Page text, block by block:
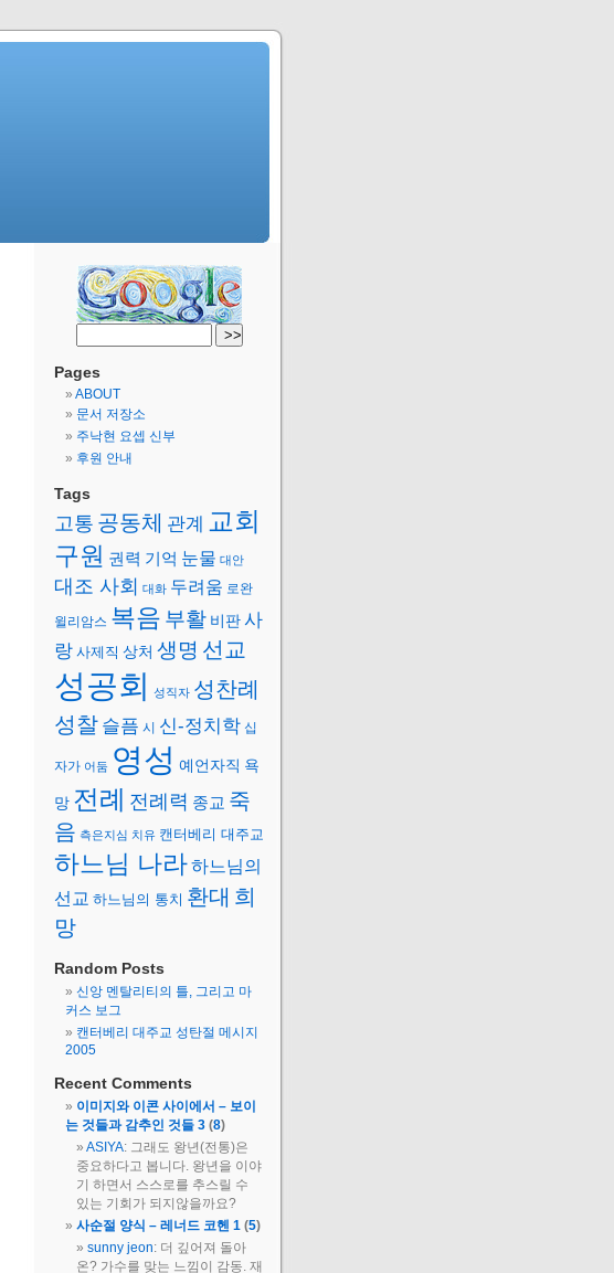
Pages
ABOUT
문서 저장소
주낙현 요셉 신부
후원 안내
Tags
고통 공동체 관계 교회
구원 권력 기억 눈물 대안
대조 사회 대화 두려움 로완
윌리암스 복음 부활 비판 사
랑 사제직 상처 생명 선교
성공회 성직자 성찬례
성찰 슬픔 시 신-정치학 십
자가 어둠 영성 예언자직 욕
망 전례 전례력 종교 죽
음 측은지심 치유 캔터베리 대주교
하느님 나라하느님의
선교 하느님의 통치 환대 희
망
Random Posts
신앙 멘탈리티의 틀, 그리고 마
커스 보그
캔터베리 대주교 성탄절 메시지
2005
Recent Comments
이미지와 이콘 사이에서 – 보이
는 것들과 감추인 것들 3 (8)
ASIYA: 그래도 왕년(전통)은
중요하다고 봅니다. 왕년을 이야
기 하면서 스스로를 추스릴 수
있는 기회가 되지않을까요?
사순절 양식 – 레너드 코헨 1 (5)
sunny jeon: 더 깊어져 돌아
온? 가수를 맞는 느낌이 감동. 재